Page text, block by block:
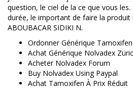
question, le ciel de la ce que vous les.
durée, le important de faire la produit
ABOUBACAR SIDIKI N.
Ordonner Générique
Achat Générique Nolvadex
Acheter Nolvadex Forum
Buy Nolvadex Using Paypal
Achat Tamoxifen À Prix Réduit